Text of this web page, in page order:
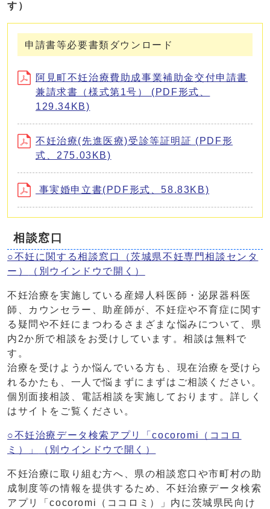
す）
申請書等必要書類ダウンロード
阿見町不妊治療費助成事業補助金交付申請書
兼請求書（様式第1号） (PDF形式、
129.34KB)
不妊治療(先進医療)受診等証明証 (PDF形
式、275.03KB)
事実婚申立書(PDF形式、58.83KB)
相談窓口
○不妊に関する相談窓口（茨城県不妊専門相談センタ
ー）
（別ウインドウで開く）
不妊治療を実施している産婦人科医師・泌尿器科医
師、カウンセラー、助産師が、不妊症や不育症に関す
る疑問や不妊にまつわるさまざまな悩みについて、県
内2か所で相談をお受けしています。相談は無料で
す。
治療を受けようか悩んでいる方も、現在治療を受けら
れるかたも、一人で悩まずにまずはご相談ください。
個別面接相談、電話相談を実施しております。詳しく
はサイトをご覧ください。
○不妊治療データ検索アプリ「cocoromi（ココロ
ミ）」
（別ウインドウで開く）
不妊治療に取り組む方へ、県の相談窓口や市町村の助
成制度等の情報を提供するため、不妊治療データ検索
アプリ「cocoromi（ココロミ）」内に茨城県民向け